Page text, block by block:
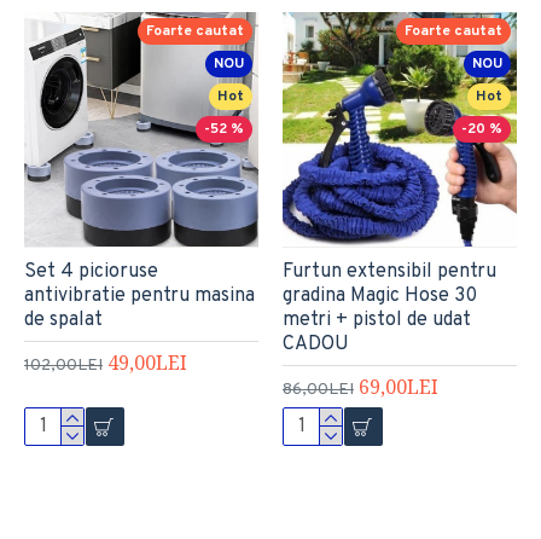
NOU
Hot
Foarte cautat
-52 %
Set 4 picioruse
antivibratie pentru masina
de spalat
102,00LEI 49,00LEI
NOU
Hot
Foarte cautat
-20 %
Furtun extensibil pentru
gradina Magic Hose 30
metri + pistol de udat
CADOU
86,00LEI 69,00LEI